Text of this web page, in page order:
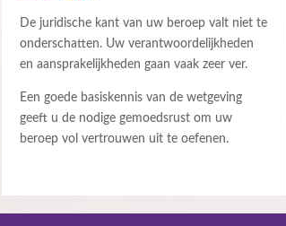
De juridische kant van uw beroep valt niet te
onderschatten. Uw verantwoordelijkheden
en aansprakelijkheden gaan vaak zeer ver.
Een goede basiskennis van de wetgeving
geeft u de nodige gemoedsrust om uw
beroep vol vertrouwen uit te oefenen.